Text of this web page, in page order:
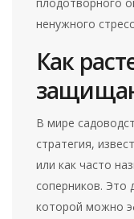
ненужного
Как
В мире
стратегия,
или как часто
соперников. Это
которой можно